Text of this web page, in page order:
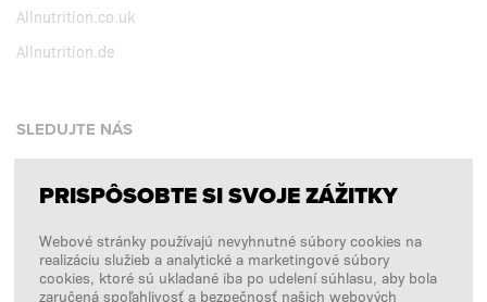
Allnutrition.co.uk
Allnutrition.de
SLEDUJTE NÁS
Facebook
Instagram
Copyright © 2026 SFD S. A.
PRISPÔSOBTE SI SVOJE ZÁŽITKY
Webové stránky používajú nevyhnutné súbory cookies na
realizáciu služieb a analytické a marketingové súbory
cookies, ktoré sú ukladané iba po udelení súhlasu, aby bola
zaručená spoľahlivosť a bezpečnosť našich webových